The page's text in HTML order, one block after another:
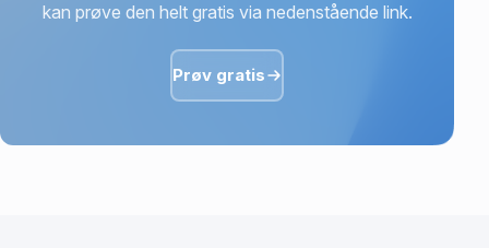
kan prøve den helt gratis via nedenstående link.
Prøv gratis